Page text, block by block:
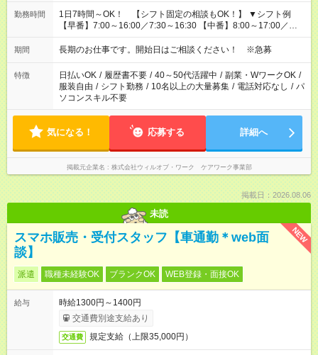
勤務時間
1日7時間～OK！ 【シフト固定の相談もOK！】 ▼シフト例
【早番】7:00～16:00／7:30～16:30 【中番】8:00～17:00／
9:00～18:00 【遅番】11:00～20:00／13:00～22:00
期間 長期のお仕事です。開始日はご相談ください！ ※急募
特徴 日払いOK / 履歴書不要 / 40～50代活躍中 / 副業・WワークOK /
服装自由 / シフト勤務 / 10名以上の大量募集 / 電話対応なし / パ
ソコンスキル不要
気になる！ 応募する 詳細へ
掲載元企業名 株式会社ウィルオブ・ワーク ケアワーク事業部
掲載日：2026.08.06
未読
NEW
スマホ販売・受付スタッフ【車通勤＊web面
談】
派遣 職種未経験OK ブランクOK WEB登録・面接OK
給与
時給1300円～1400円
交通費別途支給あり
交通費 規定支給（上限35,000円）